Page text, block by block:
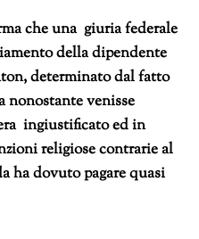
che una giuria federale
della dipendente
determinato dal fatto
nonostante venisse
ingiustificato ed in
religiose contrarie al
ha dovuto pagare quasi